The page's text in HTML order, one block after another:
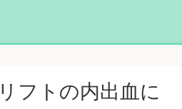
フトの内出血に